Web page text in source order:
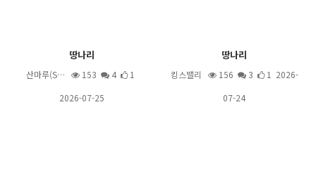
땅나리
산마루(S… 153 4
1
2026-07-25
땅나리
킹스밸리 156 3
1 2026-
07-24